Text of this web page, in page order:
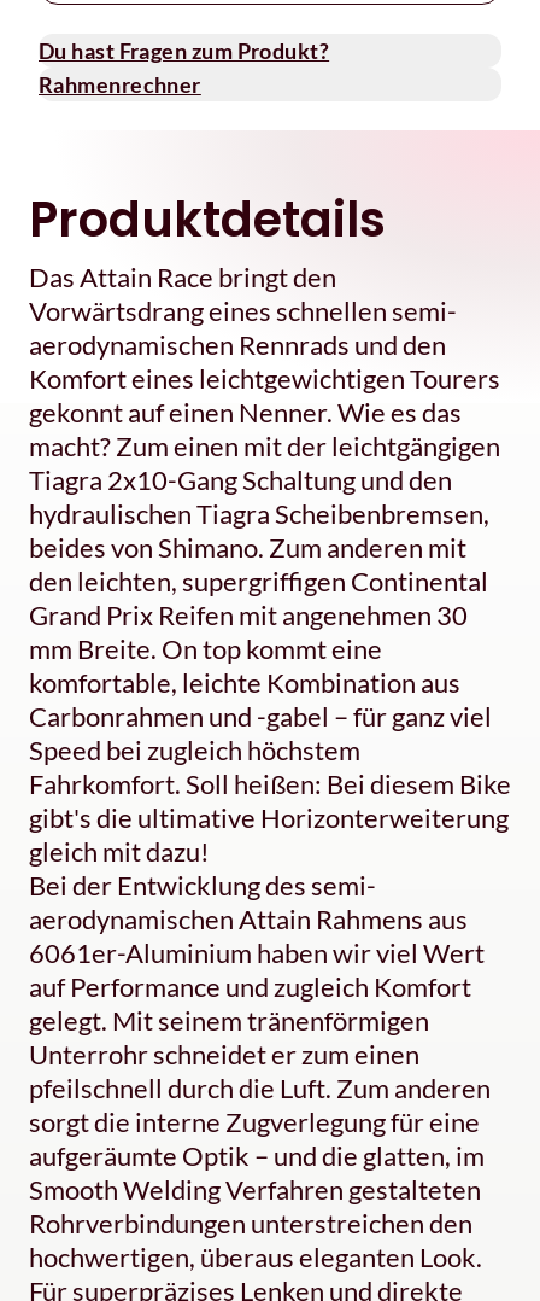
Du hast Fragen zum Produkt?
Rahmenrechner
Produktdetails
Das Attain Race bringt den
Vorwärtsdrang eines schnellen semi-
aerodynamischen Rennrads und den
Komfort eines leichtgewichtigen Tourers
gekonnt auf einen Nenner. Wie es das
macht? Zum einen mit der leichtgängigen
Tiagra 2x10-Gang Schaltung und den
hydraulischen Tiagra Scheibenbremsen,
beides von Shimano. Zum anderen mit
den leichten, supergriffigen Continental
Grand Prix Reifen mit angenehmen 30
mm Breite. On top kommt eine
komfortable, leichte Kombination aus
Carbonrahmen und -gabel – für ganz viel
Speed bei zugleich höchstem
Fahrkomfort. Soll heißen: Bei diesem Bike
gibt's die ultimative Horizonterweiterung
gleich mit dazu!
Bei der Entwicklung des semi-
aerodynamischen Attain Rahmens aus
6061er-Aluminium haben wir viel Wert
auf Performance und zugleich Komfort
gelegt. Mit seinem tränenförmigen
Unterrohr schneidet er zum einen
pfeilschnell durch die Luft. Zum anderen
sorgt die interne Zugverlegung für eine
aufgeräumte Optik – und die glatten, im
Smooth Welding Verfahren gestalteten
Rohrverbindungen unterstreichen den
hochwertigen, überaus eleganten Look.
Für superpräzises Lenken und direkte